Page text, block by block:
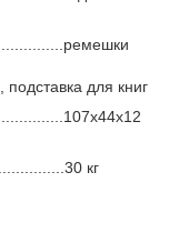
для книг
кг